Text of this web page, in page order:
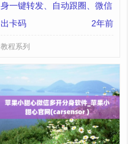
身一键转发、自动跟圈、微信
密友、自动点赞、评论的信息
出卡码 2年前
教程系列